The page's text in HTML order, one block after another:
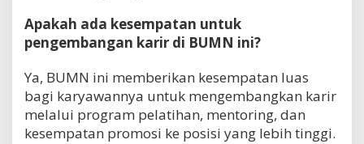
Apakah ada kesempatan untuk
pengembangan karir di BUMN ini?
Ya, BUMN ini memberikan kesempatan luas
bagi karyawannya untuk mengembangkan karir
melalui program pelatihan, mentoring, dan
kesempatan promosi ke posisi yang lebih tinggi.